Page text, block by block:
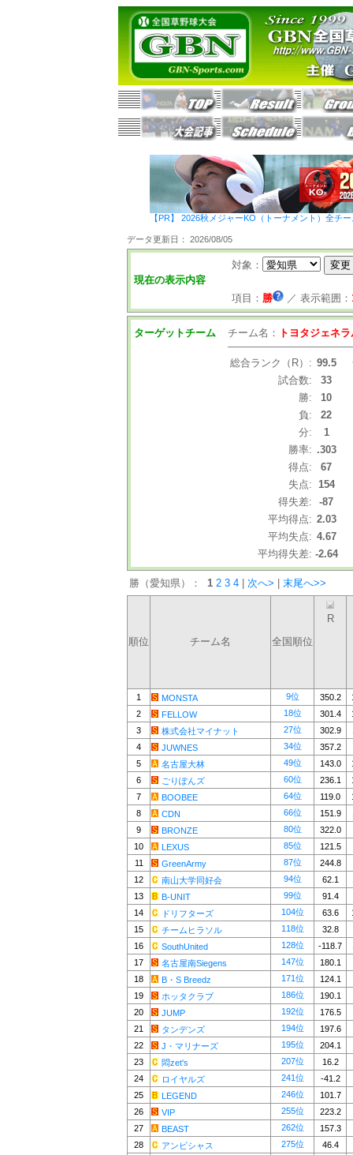
【PR】 2026秋メジャーKO（トーナメント）全チ
データ更新日： 2026/08/05
現在の表示内容
対象：
項目： 勝 ／ 表示範囲：
ターゲットチーム チーム名： トヨタジェネ
総合ランク（R）: 99.5
試合数:
33
勝:
10
負:
22
分:
1
勝率: .303
得点:
67
失点: 154
得失差:
-87
平均得点: 2.03
平均失点: 4.67
平均得失差: -2.64
勝（愛知県）： 1 2 3 4 次へ> 末尾へ>>
順位 チーム名 全国順位
R
1 MONSTA 9位 350.2
2
FELLOW 18位 301.4
3
株式会社マイナット 27位 302.9
4
JUWNES 34位
357.2
5
名古屋大林 49位 143.0
6
ごりぽんズ 60位 236.1
7
BOOBEE 64位 119.0
8
CDN 66位 151.9
9
BRONZE 80位
322.0
10
LEXUS 85位
121.5
11
GreenArmy 87位
244.8
12
南山大学同好会 94位 62.1
13
B-UNIT 99位
91.4
14
ドリフターズ 104位 63.6
15
チームヒラソル 118位
32.8
16
SouthUnited 128位 -118.7
17
名古屋南Siegens 147位
180.1
18
B・S Breedz 171位
124.1
19
ホッタクラブ 186位
190.1
20
JUMP 192位
176.5
21
タンデンズ 194位
197.6
22
J・マリナーズ 195位
204.1
23
悶zet's 207位
16.2
24
ロイヤルズ 241位
-41.2
25
LEGEND 246位
101.7
26
VIP 255位
223.2
27
BEAST 262位
157.3
28
アンビシャス 275位
46.4